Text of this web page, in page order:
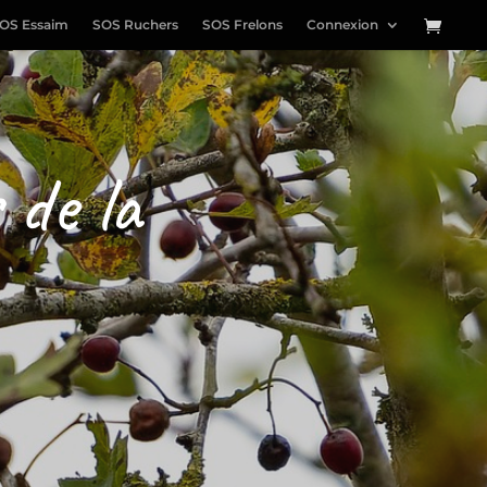
Essaim SOS Ruchers SOS Frelons Connexion
la